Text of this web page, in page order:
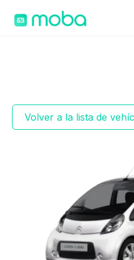
Volver a la lista de